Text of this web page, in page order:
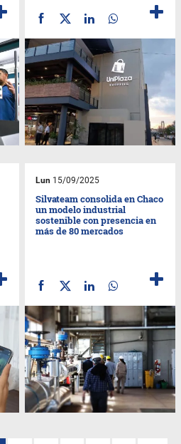
Lun 15/09/2025
Silvateam consolida en Chaco
un modelo industrial
sostenible con presencia en
más de 80 mercados